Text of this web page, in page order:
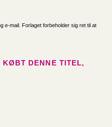
e-mail. Forlaget forbeholder sig ret til at
KØBT DENNE TITEL,